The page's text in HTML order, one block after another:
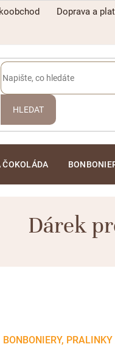
Doprava a
HLEDAT
Dárek
BONBONIERY,